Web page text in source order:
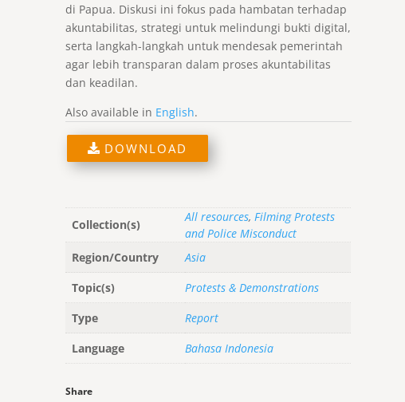
di Papua. Diskusi ini fokus pada hambatan terhadap
akuntabilitas, strategi untuk melindungi bukti digital,
serta langkah-langkah untuk mendesak pemerintah
agar lebih transparan dalam proses akuntabilitas
dan keadilan.
Also available in English.
DOWNLOAD
Collection(s)
All resources, Filming Protests
and Police Misconduct
Region/Country
Asia
Topic(s)
Protests & Demonstrations
Type
Report
Language
Bahasa Indonesia
Share